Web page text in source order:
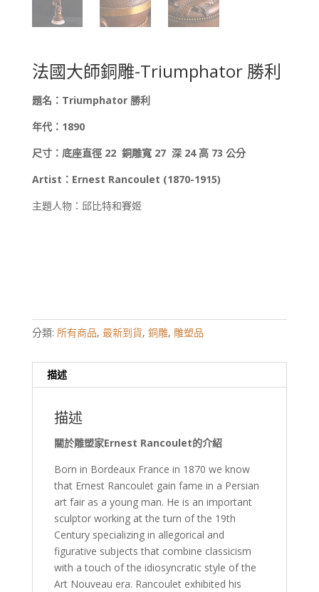
法國大師銅雕-Triumphator 勝利
題名：Triumphator 勝利
年代： 1890
尺寸：底座直徑 22 銅雕寬 27 深 24 高 73 公分
Artist ： Ernest Rancoulet (1870-1915)
主題人物：邱比特和賽姬
分類: 所有商品, 最新到貨, 銅雕, 雕塑品
描述
描述
關於雕塑家Ernest Rancoulet的介紹
Born in Bordeaux France in 1870 we know
that Ernest Rancoulet gain fame in a Persian
art fair as a young man. He is an important
sculptor working at the turn of the 19th
Century specializing in allegorical and
figurative subjects that combine classicism
with a touch of the idiosyncratic style of the
Art Nouveau era. Rancoulet exhibited his